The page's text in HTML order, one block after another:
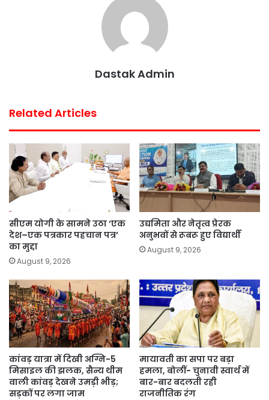
Dastak Admin
Related Articles
सीएम योगी के सामने उठा ‘एक
देश–एक पत्रकार पहचान पत्र’
का मुद्दा
August 9, 2026
उद्यमिता और नेतृत्व प्रेरक
अनुभवों से रूबरू हुए विद्यार्थी
August 9, 2026
कांवड़ यात्रा में दिखी अग्नि-5
मिसाइल की झलक, सैन्य थीम
वाली कांवड़ देखने उमड़ी भीड़;
सड़कों पर लगा जाम
मायावती का सपा पर बड़ा
हमला, बोलीं- चुनावी स्वार्थ में
बार-बार बदलती रही
राजनीतिक रंग